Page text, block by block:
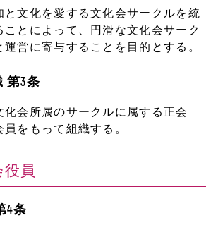
と文化を愛する文化会サークルを統
ことによって、円滑な文化会サーク
運営に寄与することを目的とする。
第3条
化会所属のサークルに属する正会
員をもって組織する。
員
4条